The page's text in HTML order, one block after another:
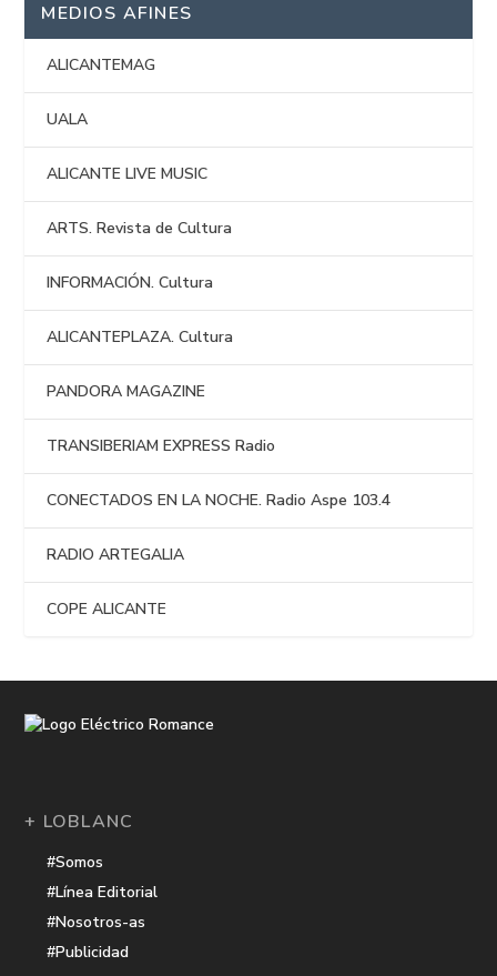
MEDIOS AFINES
ALICANTEMAG
UALA
ALICANTE LIVE MUSIC
ARTS. Revista de Cultura
INFORMACIÓN. Cultura
ALICANTEPLAZA. Cultura
PANDORA MAGAZINE
TRANSIBERIAM EXPRESS Radio
CONECTADOS EN LA NOCHE. Radio Aspe 103.4
RADIO ARTEGALIA
COPE ALICANTE
+ LOBLANC
#Somos
#Línea Editorial
#Nosotros-as
#Publicidad